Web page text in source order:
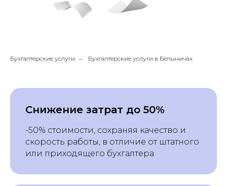
Бухгалтерские услуги → Бухгалтерские услуги в Белыничах
Снижение затрат до 50%
-50% стоимости, сохраняя качество и
скорость работы, в отличие от штатного
или приходящего бухгалтера